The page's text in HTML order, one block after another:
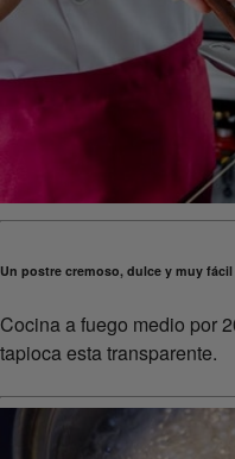
Un postre cremoso, dulce y muy
Cocina a fuego medio por
tapioca esta transparente.